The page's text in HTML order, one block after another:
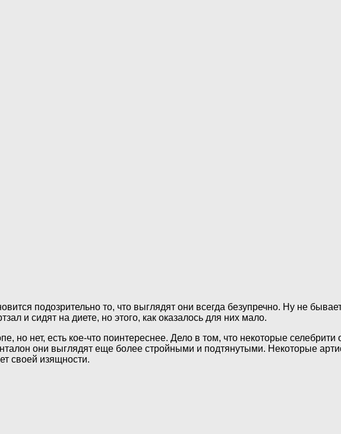
подозрительно то, что выглядят они всегда безупречно. Ну не
и сидят на диете, но этого, как оказалось для них мало.
но нет, есть кое-что поинтереснее. Дело в том, что некоторые
они выглядят еще более стройными и подтянутыми. Некоторые
своей изящности.